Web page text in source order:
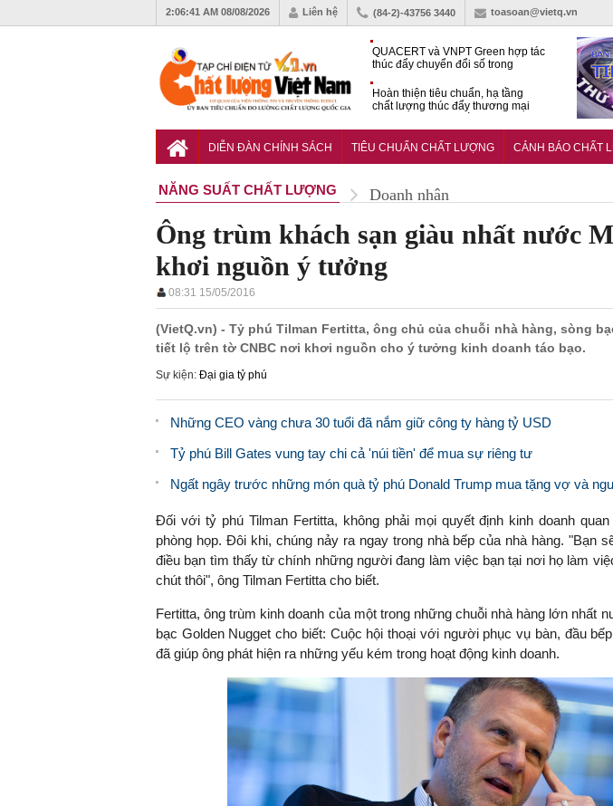
2:06:42 AM 08/08/2026 Liên hệ (84-2)-43756 3440 toasoan@vietq.vn
QUACERT và VNPT Green hợp tác
thúc đẩy chuyển đổi số trong
Hoàn thiện tiêu chuẩn, hạ tầng
chất lượng thúc đẩy thương mại
nghiền di động
DIỄN ĐÀN CHÍNH SÁCH TIÊU CHUẨN CHẤT LƯỢNG CẢNH BÁO CHẤT
NĂNG SUẤT CHẤT LƯỢNG Doanh nhân
Ông trùm khách sạn giàu nhất nước
khơi nguồn ý tưởng
08:31 15/05/2016
(VietQ.vn) - Tỷ phú Tilman Fertitta, ông chủ của chuỗi nhà hàng, sòng
tiết lộ trên tờ CNBC nơi khơi nguồn cho ý tưởng kinh doanh táo bạo.
Sự kiện: Đại gia tỷ phú
Những CEO vàng chưa 30 tuổi đã nắm giữ công ty hàng tỷ USD
Tỷ phú Bill Gates vung tay chi cả 'núi tiền' để mua sự riêng tư
Ngất ngây trước những món quà tỷ phú Donald Trump mua tặng vợ và
Đối với tỷ phú Tilman Fertitta, không phải mọi quyết định kinh doanh
phòng họp. Đôi khi, chúng nảy ra ngay trong nhà bếp của nhà hàng. "Bạn
điều bạn tìm thấy từ chính những người đang làm việc bạn tại nơi họ làm
chút thôi", ông Tilman Fertitta cho biết.
Fertitta, ông trùm kinh doanh của một trong những chuỗi nhà hàng lớn nhất
bạc Golden Nugget cho biết: Cuộc hội thoại với người phục vụ bàn, đầu
đã giúp ông phát hiện ra những yếu kém trong hoạt động kinh doanh.